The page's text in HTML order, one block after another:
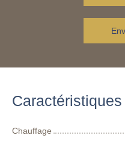
Chauffage